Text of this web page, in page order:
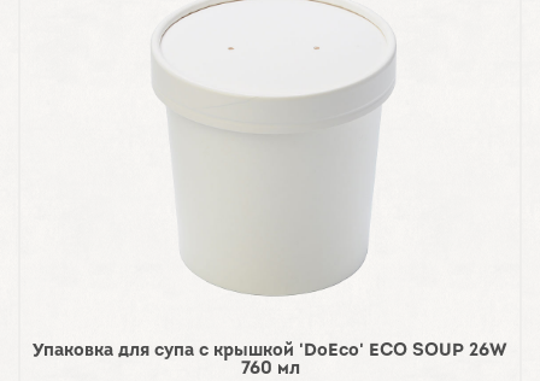
Упаковка для супа с крышкой 'DoEco' ECO SOUP 26W
760 мл